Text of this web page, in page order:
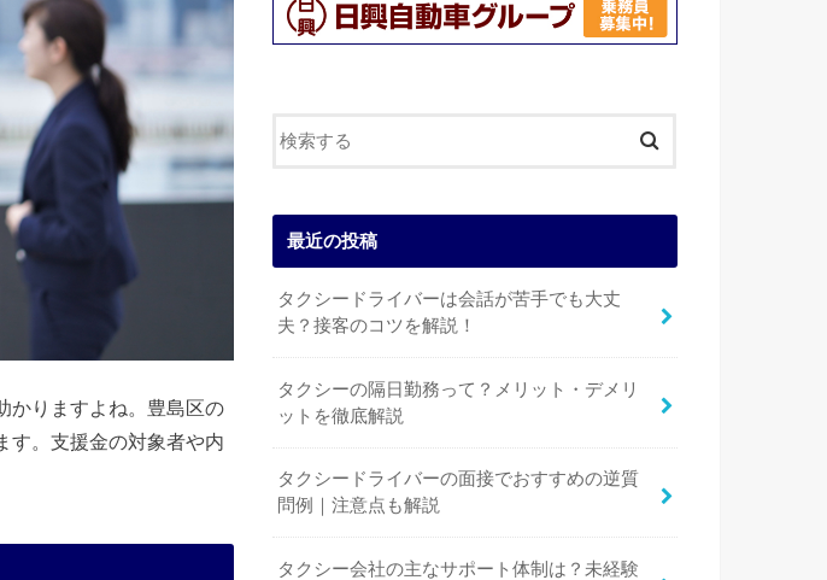
かりますよね。豊島区の
す。支援金の対象者や内
最近の投稿
タクシードライバーは会話が苦手でも大丈
夫？接客のコツを解説！
タクシーの隔日勤務って？メリット・デメリ
ットを徹底解説
タクシードライバーの面接でおすすめの逆質
問例｜注意点も解説
タクシー会社の主なサポート体制は？未経験